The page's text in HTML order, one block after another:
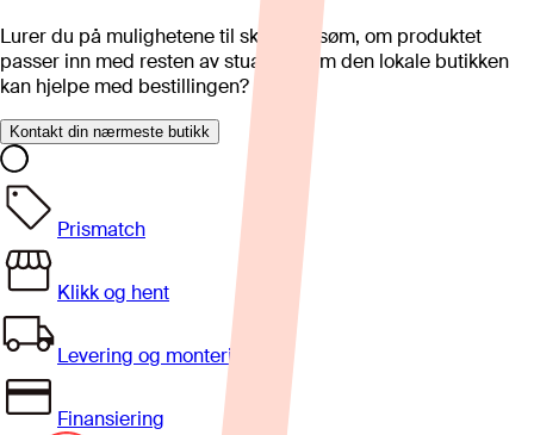
Lurer du på mulighetene til skreddersøm, om produktet
passer inn med resten av stua eller om den lokale butikken
kan hjelpe med bestillingen?
Kontakt din nærmeste butikk
Prismatch
Klikk og hent
Levering og montering
Finansiering